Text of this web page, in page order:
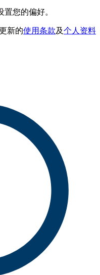
置您的偏好。
新的使用条款及个人资料